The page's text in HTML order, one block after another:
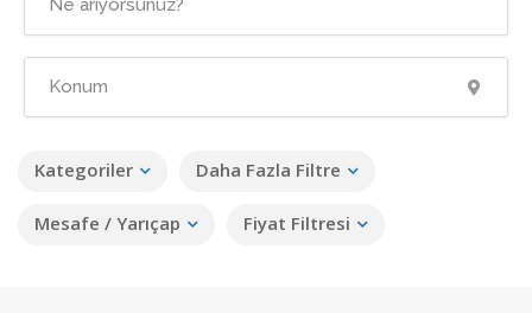
Kategoriler Daha Fazla Filtre
Mesafe / Yarıçap Fiyat Filtresi